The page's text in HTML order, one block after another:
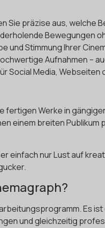
Sie präzise aus, welche
Bewegungen
und Stimmung Ihrer
Aufnahmen –
Social Media,
fertigen Werke in
einem breiten
einfach nur Lust auf
Es
und gleichzeitig